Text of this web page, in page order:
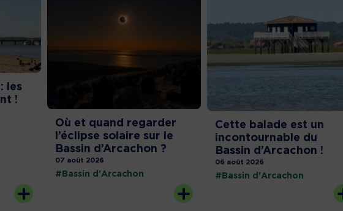
les
!
Où et quand regarder
l’éclipse solaire sur le
Bassin d’Arcachon ?
07 août 2026
#Bassin d'Arcachon
Cette balade est un
incontournable du
Bassin d’Arcachon !
06 août 2026
#Bassin d'Arcachon